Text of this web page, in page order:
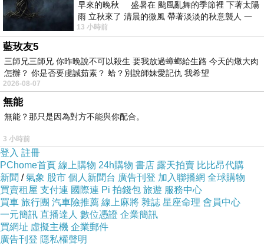
早來的晚秋 盛暑在 颱風亂舞的季節裡 下著太陽
雨 立秋來了 清晨的微風 帶著淡淡的秋意襲人 一
下子 又被赤
13 小時前
藍玫友5
三師兄三師兄 你昨晚說不可以殺生 要我放過蟑螂給生路 今天的燉大肉
怎辦？ 你是否要虔誠茹素？ 蛤？別說師妹愛記仇 我希望
2026-08-07
無能
無能？那只是因為對方不能與你配合。
3 小時前
登入 註冊
PChome首頁 線上購物 24h購物 書店 露天拍賣 比比昂代購
新聞 /氣象 股市 個人新聞台 廣告刊登 加入聯播網 全球購物
買賣租屋 支付連 國際連 Pi 拍錢包 旅遊 服務中心
買車 旅行團 汽車險推薦 線上麻將 雜誌 星座命理 會員中心
一元簡訊 直播達人 數位憑證 企業簡訊
買網址 虛擬主機 企業郵件
廣告刊登 隱私權聲明